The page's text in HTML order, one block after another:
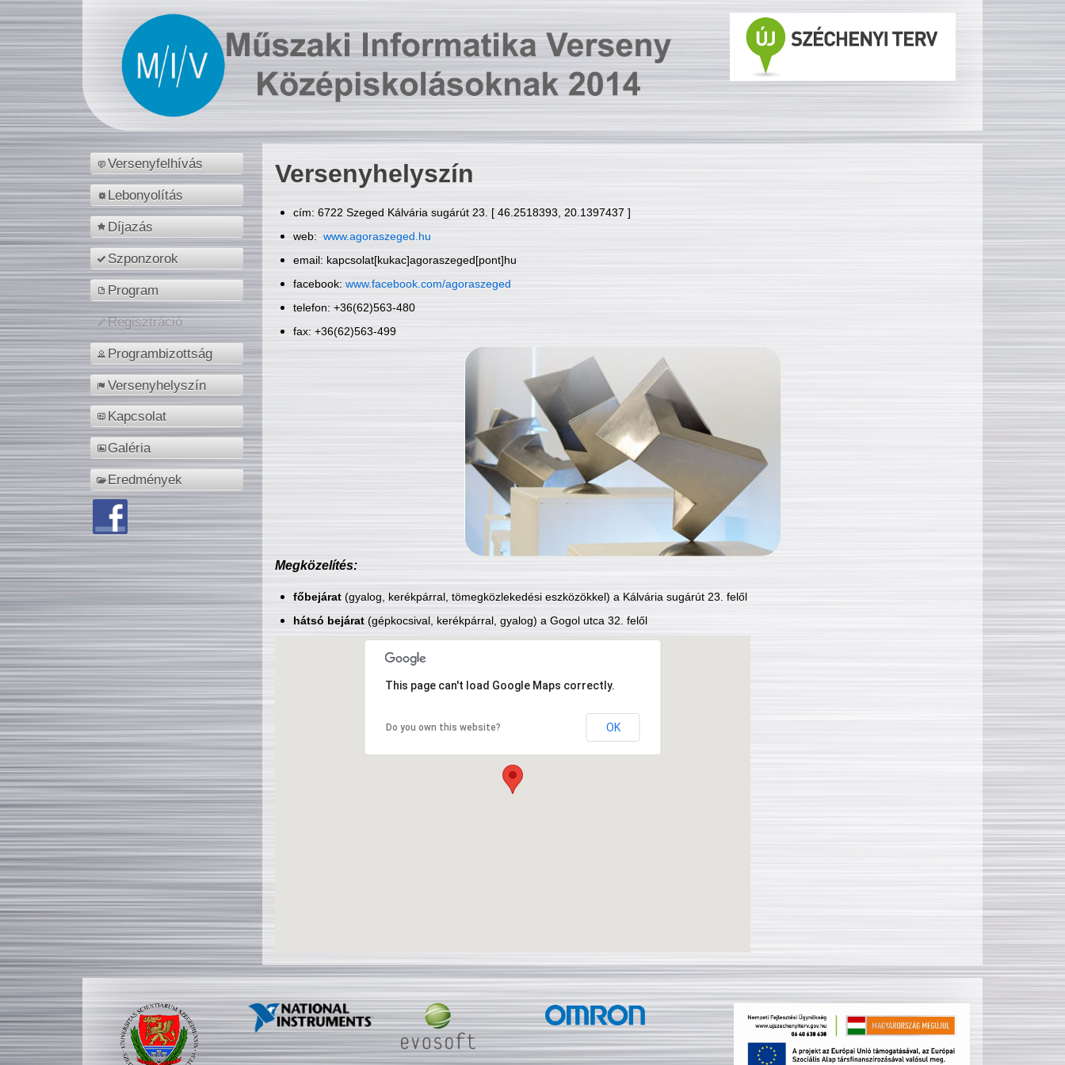
Versenyfelhívás
Lebonyolítás
Díjazás
Szponzorok
Program
Regisztráció
Programbizottság
Versenyhelyszín
Kapcsolat
Galéria
Eredmények
Versenyhelyszín
cím: 6722 Szeged Kálvária sugárút 23. [ 46.2518393, 20.1397437 ]
web: www.agoraszeged.hu
email: kapcsolat[kukac]agoraszeged[pont]hu
facebook: www.facebook.com/agoraszeged
telefon: +36(62)563-480
fax: +36(62)563-499
Megközelítés:
főbejárat(gyalog, kerékpárral, tömegközlekedési eszközökkel) a Kálvária sugárút 23. felől
hátsó bejárat(gépkocsival, kerékpárral, gyalog) a Gogol utca 32. felől
This page can't load Google Maps correctly.
Do you own this website? OK